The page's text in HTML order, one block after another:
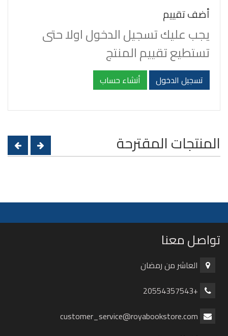
أضف تقييم
يجب عليك تسجيل الدخول اولا حتى
تستطيع تقييم المنتج
تسجيل الدخول أنشاء حساب
المنتجات المقترحة
تواصل معنا
العاشر من رمضان
+20554357543
customer_service@royabookstore.com